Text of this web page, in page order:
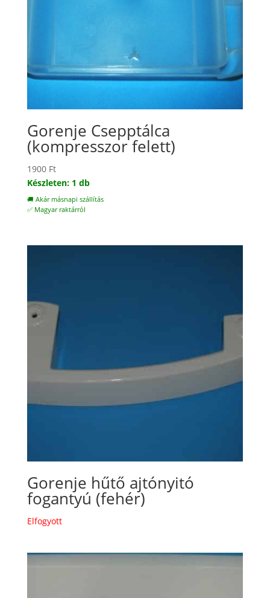
Gorenje Csepptálca
(kompresszor felett)
1900 Ft
Készleten: 1 db
🚚 Akár másnapi szállítás
✅ Magyar raktárról
Gorenje hűtő ajtónyitó
fogantyú (fehér)
Elfogyott